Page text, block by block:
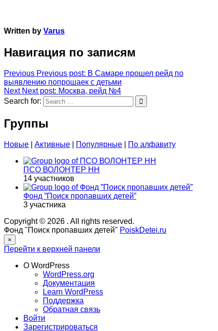
Written by Varus
Навигация по записям
Previous Previous post: В Самаре прошел рейд по
выявлению попрошаек с детьми
Next Next post: Москва, рейд №4
Search for:
Группы
Новые Активные Популярные По алфавиту
ПСО ВОЛОНТЕР НН
14 участников
Фонд ”Поиск пропавших детей”
3 участника
Copyright © 2026 . All rights reserved.
Фонд "Поиск пропавших детей" PoiskDetei.ru
×
Перейти к верхней панели
О WordPress
WordPress.org
Документация
Learn WordPress
Поддержка
Обратная связь
Войти
Зарегистрироваться